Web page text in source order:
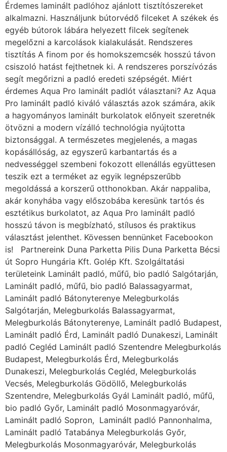
Érdemes laminált padlóhoz ajánlott tisztítószereket
alkalmazni. Használjunk bútorvédő filceket A székek és
egyéb bútorok lábára helyezett filcek segítenek
megelőzni a karcolások kialakulását. Rendszeres
tisztítás A finom por és homokszemcsék hosszú távon
csiszoló hatást fejthetnek ki. A rendszeres porszívózás
segít megőrizni a padló eredeti szépségét. Miért
érdemes Aqua Pro laminált padlót választani? Az Aqua
Pro laminált padló kiváló választás azok számára, akik
a hagyományos laminált burkolatok előnyeit szeretnék
ötvözni a modern vízálló technológia nyújtotta
biztonsággal. A természetes megjelenés, a magas
kopásállóság, az egyszerű karbantartás és a
nedvességgel szembeni fokozott ellenállás együttesen
teszik ezt a terméket az egyik legnépszerűbb
megoldássá a korszerű otthonokban. Akár nappaliba,
akár konyhába vagy előszobába keresünk tartós és
esztétikus burkolatot, az Aqua Pro laminált padló
hosszú távon is megbízható, stílusos és praktikus
választást jelenthet. Kövessen bennünket Facebookon
is! Partnereink Duna Parketta Pilis Duna Parketta Bécsi
út Sopro Hungária Kft. Golép Kft. Szolgáltatási
területeink Laminált padló, műfű, bio padló Salgótarján,
Laminált padló, műfű, bio padló Balassagyarmat,
Laminált padló Bátonyterenye Melegburkolás
Salgótarján, Melegburkolás Balassagyarmat,
Melegburkolás Bátonyterenye, Laminált padló Budapest,
Laminált padló Érd, Laminált padló Dunakeszi, Laminált
padló Cegléd Laminált padló Szentendre Melegburkolás
Budapest, Melegburkolás Érd, Melegburkolás
Dunakeszi, Melegburkolás Cegléd, Melegburkolás
Vecsés, Melegburkolás Gödöllő, Melegburkolás
Szentendre, Melegburkolás Gyál Laminált padló, műfű,
bio padló Győr, Laminált padló Mosonmagyaróvár,
Laminált padló Sopron, Laminált padló Pannonhalma,
Laminált padló Tatabánya Melegburkolás Győr,
Melegburkolás Mosonmagyaróvár, Melegburkolás